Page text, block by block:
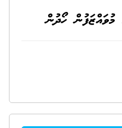
ހޯދުން